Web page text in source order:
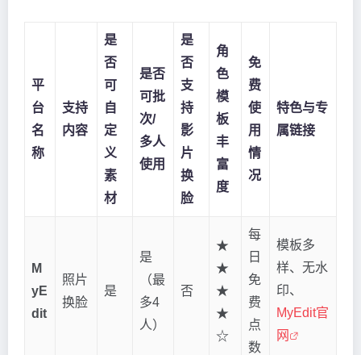
平
台
名
称
支持
内容
是
否
可
自
定
义
素
材
是否
可批
次/
多人
使用
是
否
支
持
影
片
换
脸
角
色
模
板
丰
富
度
免
费
使
用
情
况
特色与专
属链接
M
yE
dit
照片
换脸
是
是
（最
多4
人）
否
★
★
★
★
☆
每
日
免
费
点
数
模板多
样、无水
印、
MyEdit官
网